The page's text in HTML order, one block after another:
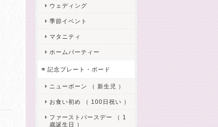
ウェディング
季節イベント
マタニティ
ホームパーティー
記念プレート・ボード
ニューボーン （ 新生児 ）
お食い初め （ 100日祝い ）
ファーストバースデー （ 1
歳誕生日 ）